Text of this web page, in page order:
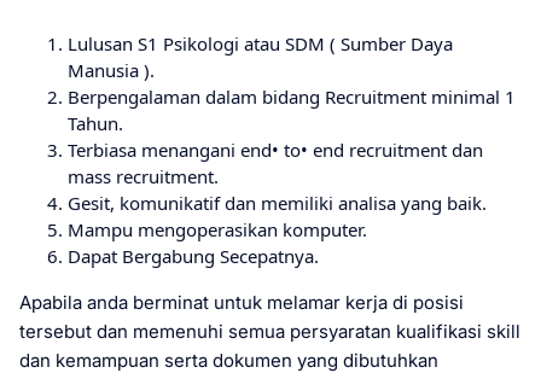
Lulusan S1 Psikologi atau SDM ( Sumber Daya
Manusia ).
Berpengalaman dalam bidang Recruitment minimal 1
Tahun.
Terbiasa menangani end• to• end recruitment dan
mass recruitment.
Gesit, komunikatif dan memiliki analisa yang baik.
Mampu mengoperasikan komputer.
Dapat Bergabung Secepatnya.
Apabila anda berminat untuk melamar kerja di posisi
tersebut dan memenuhi semua persyaratan kualifikasi skill
dan kemampuan serta dokumen yang dibutuhkan